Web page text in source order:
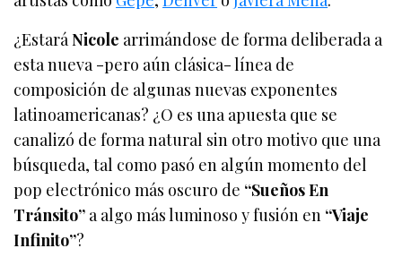
¿EstaráNicole arrimándose de forma deliberada a
esta nueva -pero aún clásica- línea de
composición de algunas nuevas exponentes
latinoamericanas? ¿O es una apuesta que se
canalizó de forma natural sin otro motivo que una
búsqueda, tal como pasó en algún momento del
pop electrónico más oscuro de “Sueños En
Tránsito” a algo más luminoso y fusión en “Viaje
Infinito”?